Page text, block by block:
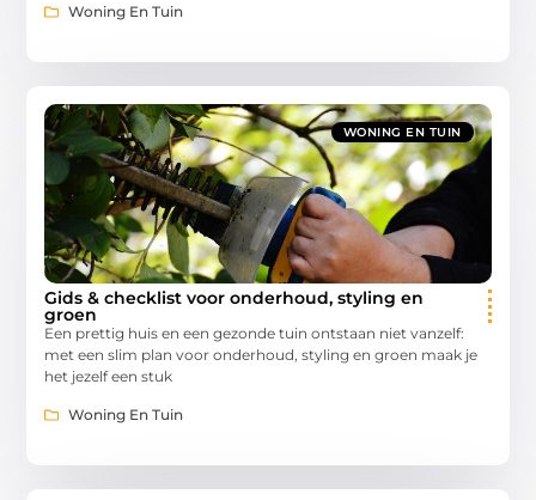
Woning En Tuin
WONING EN TUIN
Gids & checklist voor onderhoud, styling en
groen
Een prettig huis en een gezonde tuin ontstaan niet vanzelf:
met een slim plan voor onderhoud, styling en groen maak je
het jezelf een stuk
Woning En Tuin